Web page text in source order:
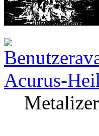
Acurus-
Metalizer